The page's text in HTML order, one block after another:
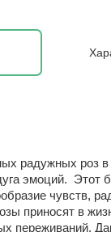
радужных роз в
эмоций. Этот
чувств,
приносят в
переживаний.